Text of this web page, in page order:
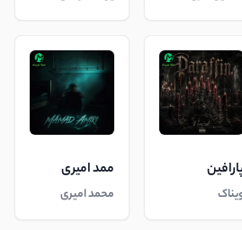
ممد امیری
محمد امیری